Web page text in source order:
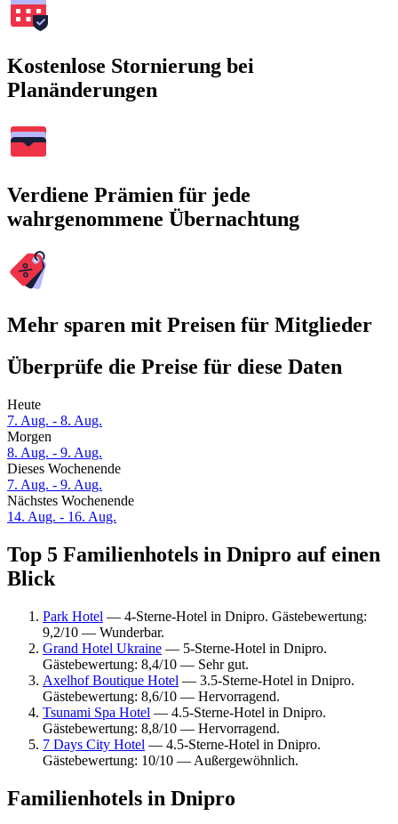
Kostenlose Stornierung bei
Planänderungen
Verdiene Prämien für jede
wahrgenommene Übernachtung
Mehr sparen mit Preisen für Mitglieder
Überprüfe die Preise für diese Daten
Heute
7. Aug. - 8. Aug.
Morgen
8. Aug. - 9. Aug.
Dieses Wochenende
7. Aug. - 9. Aug.
Nächstes Wochenende
14. Aug. - 16. Aug.
Top 5 Familienhotels in Dnipro auf einen
Blick
Park Hotel — 4-Sterne-Hotel in Dnipro. Gästebewertung:
9,2/10 — Wunderbar.
Grand Hotel Ukraine — 5-Sterne-Hotel in Dnipro.
Gästebewertung: 8,4/10 — Sehr gut.
Axelhof Boutique Hotel — 3.5-Sterne-Hotel in Dnipro.
Gästebewertung: 8,6/10 — Hervorragend.
Tsunami Spa Hotel — 4.5-Sterne-Hotel in Dnipro.
Gästebewertung: 8,8/10 — Hervorragend.
7 Days City Hotel — 4.5-Sterne-Hotel in Dnipro.
Gästebewertung: 10/10 — Außergewöhnlich.
Familienhotels in Dnipro